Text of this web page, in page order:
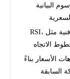
البيانية
مؤشرات فنية مثل RSI،
الأسعار بناءً
السابقة